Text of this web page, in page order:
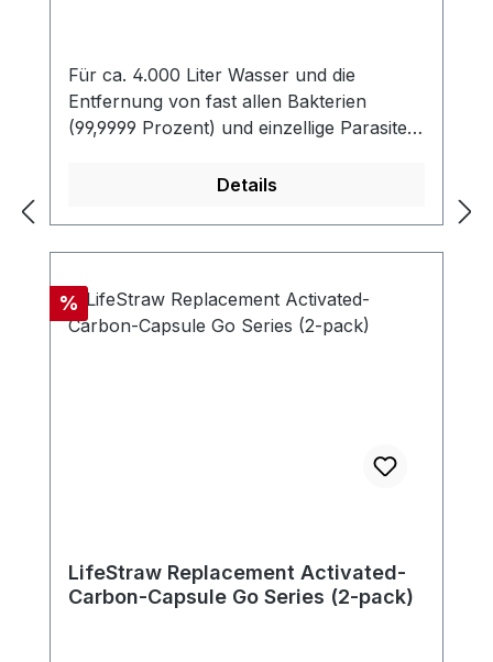
Für ca. 4.000 Liter Wasser und die
Entfernung von fast allen Bakterien
(99,9999 Prozent) und einzellige Parasiten
welche das Wasser verunreinigen. Der
entfernt alle Partikel größer als 0,2
Mikron. Der Filter ist chemiefrei, und
benötigt weder Strom, Batterien oder
Ersatzteile.Kompatibel mit neuer LifeStraw
Go Serie (Version Tragegriff im Deckel).
Details
Rabatt
%
LifeStraw Replacement Activated-
Carbon-Capsule Go Series (2-pack)